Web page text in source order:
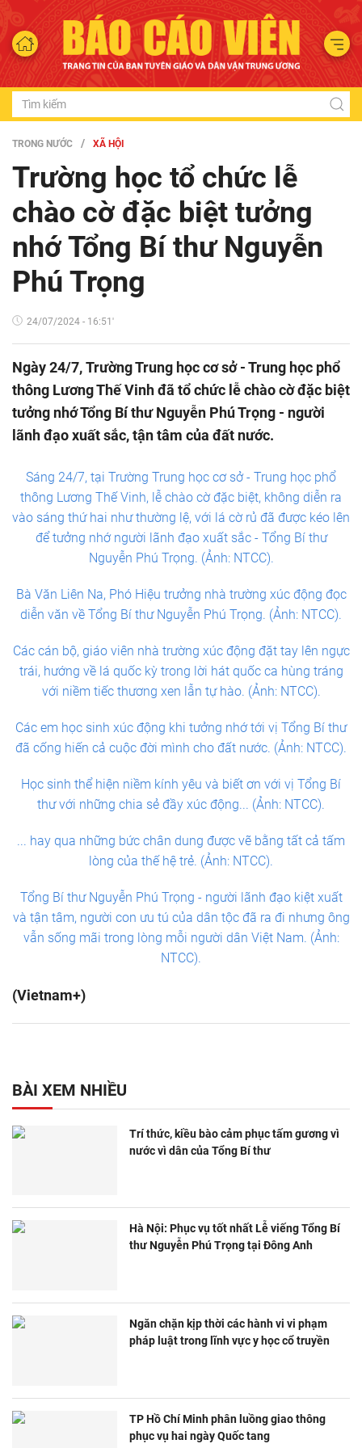
TRONG NƯỚC XÃ HỘI
Trường học tổ chức lễ
chào cờ đặc biệt tưởng
nhớ Tổng Bí thư Nguyễn
Phú Trọng
24/07/2024 - 16:51'
Ngày 24/7, Trường Trung học cơ sở - Trung học phổ
thông Lương Thế Vinh đã tổ chức lễ chào cờ đặc biệt
tưởng nhớ Tổng Bí thư Nguyễn Phú Trọng - người
lãnh đạo xuất sắc, tận tâm của đất nước.
Sáng 24/7, tại Trường Trung học cơ sở - Trung học phổ
thông Lương Thế Vinh, lễ chào cờ đặc biệt, không diễn ra
vào sáng thứ hai như thường lệ, với lá cờ rủ đã được kéo lên
để tưởng nhớ người lãnh đạo xuất sắc - Tổng Bí thư
Nguyễn Phú Trọng. (Ảnh: NTCC).
Bà Văn Liên Na, Phó Hiệu trưởng nhà trường xúc động đọc
diễn văn về Tổng Bí thư Nguyễn Phú Trọng. (Ảnh: NTCC).
Các cán bộ, giáo viên nhà trường xúc động đặt tay lên ngực
trái, hướng về lá quốc kỳ trong lời hát quốc ca hùng tráng
với niềm tiếc thương xen lẫn tự hào. (Ảnh: NTCC).
Các em học sinh xúc động khi tưởng nhớ tới vị Tổng Bí thư
đã cống hiến cả cuộc đời mình cho đất nước. (Ảnh: NTCC).
Học sinh thể hiện niềm kính yêu và biết ơn với vị Tổng Bí
thư với những chia sẻ đầy xúc động... (Ảnh: NTCC).
... hay qua những bức chân dung được vẽ bằng tất cả tấm
lòng của thế hệ trẻ. (Ảnh: NTCC).
Tổng Bí thư Nguyễn Phú Trọng - người lãnh đạo kiệt xuất
và tận tâm, người con ưu tú của dân tộc đã ra đi nhưng ông
vẫn sống mãi trong lòng mỗi người dân Việt Nam. (Ảnh:
NTCC).
(Vietnam+)
BÀI XEM NHIỀU
Trí thức, kiều bào cảm phục tấm gương vì
nước vì dân của Tổng Bí thư
Hà Nội: Phục vụ tốt nhất Lễ viếng Tổng Bí
thư Nguyễn Phú Trọng tại Đông Anh
Ngăn chặn kịp thời các hành vi vi phạm
pháp luật trong lĩnh vực y học cổ truyền
TP Hồ Chí Minh phân luồng giao thông
phục vụ hai ngày Quốc tang